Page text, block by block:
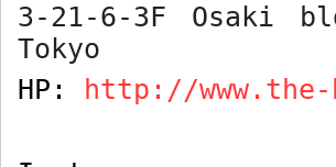
3-21-6-3F Osaki
Tokyo
HP:
http://